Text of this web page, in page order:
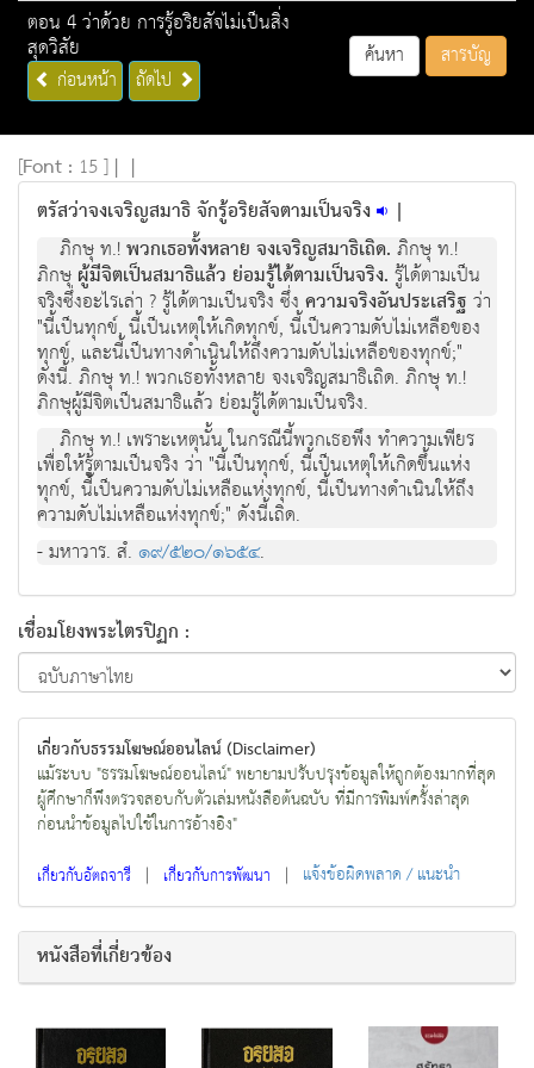
ตอน 4 ว่าด้วย การรู้อริยสัจไม่เป็นสิ่ง
สุดวิสัย
ก่อนหน้า ถัดไป
ค้นหา สารบัญ
[Font : 15 ] | |
ตรัสว่าจงเจริญสมาธิ จักรู้อริยสัจตามเป็นจริง |
ภิกษุ ท.!พวกเธอทั้งหลาย จงเจริญสมาธิเถิด. ภิกษุ ท.!
ภิกษุผูมีจิตเปนสมาธิแลว ยอมรูไดตามเปนจริง. รูไดตามเปน
จริงซึ่งอะไรเลา ? รูไดตามเปนจริง ซึ่งความจริงอันประเสริฐ วา
"นี้เปนทุกข, นี้เปนเหตุใหเกิดทุกข, นี้เปนความดับไมเหลือของ
ทุกข, และนี้เปนทางดําเนินใหถึงความดับไมเหลือของทุกข;"
ดังนี้. ภิกษุ ท.! พวกเธอทั้งหลาย จงเจริญสมาธิเถิด. ภิกษุ ท.!
ภิกษุผูมีจิตเปนสมาธิแลว ยอมรูไดตามเปนจริง.
ภิกษุ ท.! เพราะเหตุนั้น ในกรณีนี้พวกเธอพึง ทําความเพียร
เพื่อใหรูตามเปนจริง วา "นี้เปนทุกข, นี้เปนเหตุใหเกิดขึ้นแหง
ทุกข, นี้เปนความดับไมเหลือแหงทุกข, นี้เปนทางดําเนินใหถึง
ความดับไมเหลือแหงทุกข;" ดังนี้เถิด.
- มหาวาร. สํ. ๑๙/๕๒๐/๑๖๕๔.
เชื่อมโยงพระไตรปิฏก :
เกี่ยวกับธรรมโฆษณ์ออนไลน์ (Disclaimer)
แม้ระบบ "ธรรมโฆษณ์ออนไลน์" พยายามปรับปรุงข้อมูลให้ถูกต้องมากที่สุด
ผู้ศึกษาก็พึงตรวจสอบกับตัวเล่มหนังสือต้นฉบับ ที่มีการพิมพ์ครั้งล่าสุด
ก่อนนำข้อมูลไปใช้ในการอ้างอิง"
เกี่ยวกับอัตถจารี | เกี่ยวกับการพัฒนา | แจ้งข้อผิดพลาด / แนะนำ
หนังสือที่เกี่ยวข้อง